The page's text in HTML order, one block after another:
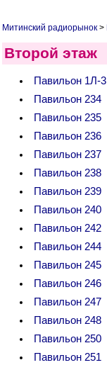
Митинский радиорынок >
Второй этаж
Павильон 1Л-3
Павильон 234
Павильон 235
Павильон 236
Павильон 237
Павильон 238
Павильон 239
Павильон 240
Павильон 242
Павильон 244
Павильон 245
Павильон 246
Павильон 247
Павильон 248
Павильон 250
Павильон 251